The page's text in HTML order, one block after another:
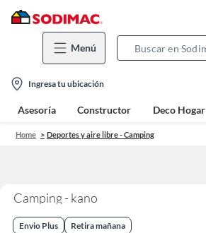
Menú
location-
icon
Ingresa tu ubicación
Asesoría Constructor Deco Hogar
Home Deportes y aire libre - Camping
Camping - kano
Envio Plus Retira mañana